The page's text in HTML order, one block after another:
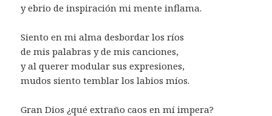
y ebrio de inspiración mi mente inflama.
Siento en mi alma desbordar los ríos
de mis palabras y de mis canciones,
y al querer modular sus expresiones,
mudos siento temblar los labios míos.
Gran Dios ¿qué extraño caos en mí impera?